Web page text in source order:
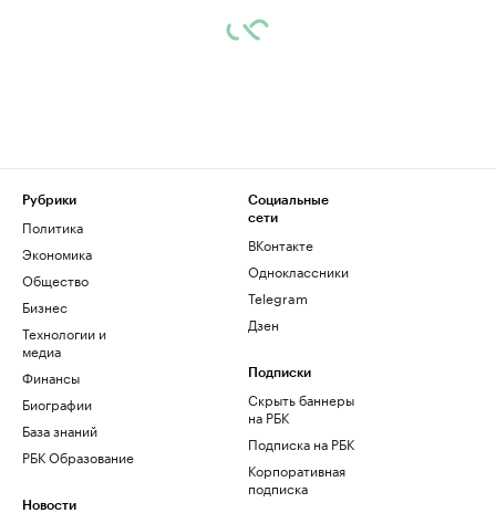
Рубрики
Политика
Экономика
Общество
Бизнес
Технологии и
медиа
Финансы
Биографии
База знаний
РБК Образование
Новости
Социальные
сети
ВКонтакте
Одноклассники
Telegram
Дзен
Подписки
Скрыть баннеры
на РБК
Подписка на РБК
Корпоративная
подписка